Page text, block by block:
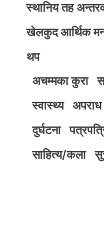
स्थानिय तह
खेलकुद आर्थिक
थप
अचम्मका कुरा
स्वास्थ्य
अपराध
दुर्घटना
साहित्य/कला